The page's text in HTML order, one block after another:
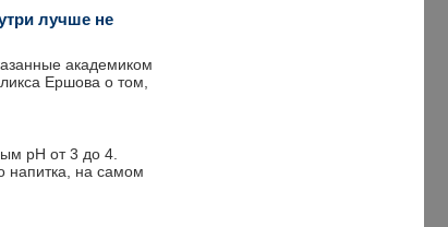
лучше не
академиком
Ершова о том,
рН от 3 до 4.
напитка, на самом